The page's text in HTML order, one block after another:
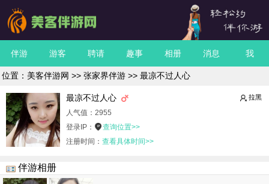
伴游 游客 聘请 趣事 相册 消息 我
位置： 美客伴游网 >> 张家界伴游>> 最凉不过人心
拉黑
最凉不过人心
人气值： 2955
登录IP：
查询位置>>
注册时间： 查看具体时间>>
伴游相册